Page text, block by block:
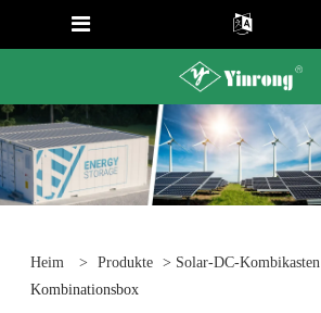
Heim > Produkte > Solar-DC-Kombikasten
Kombinationsbox